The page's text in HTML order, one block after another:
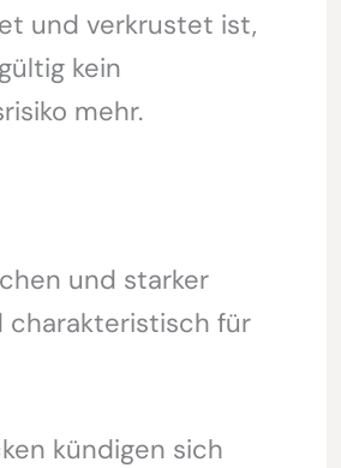
und verkrustet ist,
kein
mehr.
und starker
charakteristisch für
kündigen sich